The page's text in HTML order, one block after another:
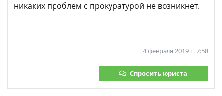
никаких проблем с прокуратурой не возникнет.
4 февраля 2019 г. 7:58
Спросить юриста